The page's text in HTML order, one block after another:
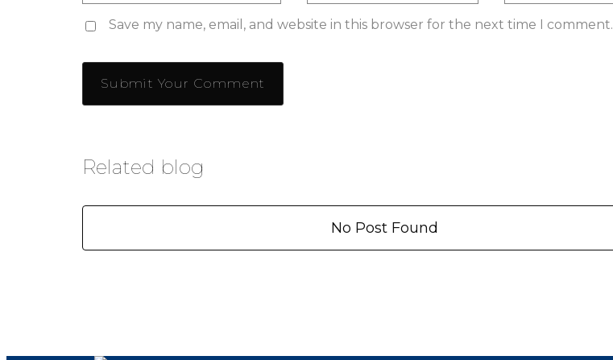
Save my name, email, and website in this browser for the next time I comment.
Related blog
No Post Found